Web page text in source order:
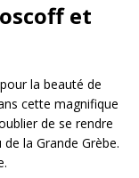
et
la beauté de
cette magnifique
de se rendre
la Grande Grèbe.